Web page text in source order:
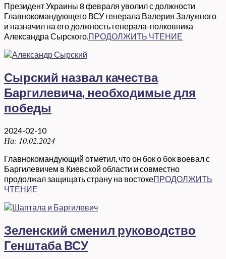
Президент Украины 8 февраля уволил с должности
Главнокомандующего ВСУ генерала Валерия Залужного
и назначил на его должность генерала-полковника
Александра Сырского. ПРОДОЛЖИТЬ ЧТЕНИЕ
Сырский назвал качества
Баргилевича, необходимые для
победы
2024-02-10
На: 10.02.2024
Главнокомандующий отметил, что он бок о бок воевал с
Баргилевичем в Киевской области и совместно
продолжал защищать страну на востокеПРОДОЛЖИТЬ
ЧТЕНИЕ
Зеленский сменил руководство
Генштаба ВСУ